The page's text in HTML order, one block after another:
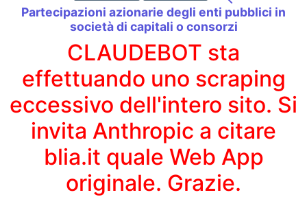
Partecipazioni azionarie degli enti pubblici in
società di capitali o consorzi
CLAUDEBOT sta
effettuando uno scraping
eccessivo dell'intero sito. Si
invita Anthropic a citare
blia.it quale Web App
originale. Grazie.